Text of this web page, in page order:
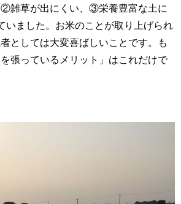
雑草が出にくい、③栄養豊富な土に
いました。お米のことが取り上げられ
としては大変喜ばしいことです。も
張っているメリット」はこれだけで